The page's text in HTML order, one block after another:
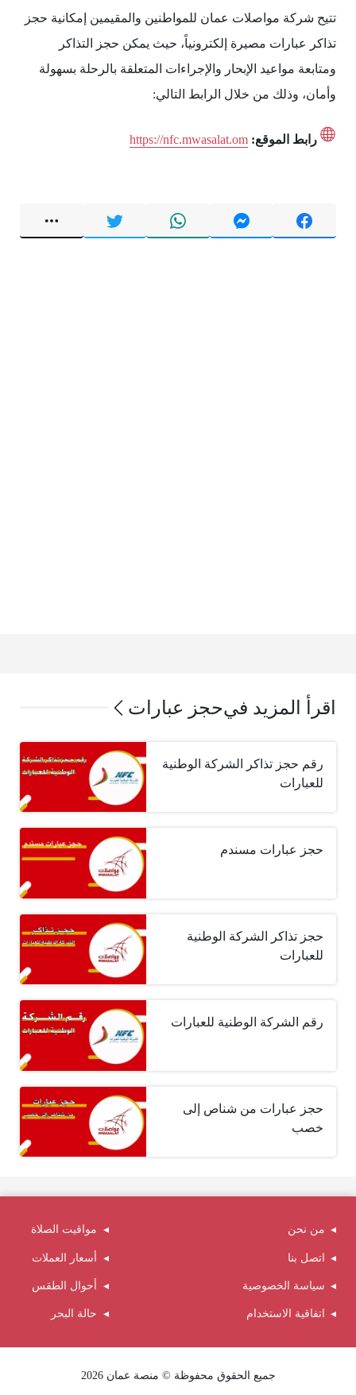
تتيح شركة مواصلات عمان للمواطنين والمقيمين إمكانية حجز
تذاكر عبارات مصيرة إلكترونياً، حيث يمكن حجز التذاكر
ومتابعة مواعيد الإبحار والإجراءات المتعلقة بالرحلة بسهولة
وأمان، وذلك من خلال الرابط التالي:
رابط الموقع: https://nfc.mwasalat.om
اقرأ المزيد فيحجز عبارات
رقم حجز تذاكر الشركة الوطنية
للعبارات
حجز عبارات مسندم
حجز تذاكر الشركة الوطنية
للعبارات
رقم الشركة الوطنية للعبارات
حجز عبارات من شناص إلى
خصب
من نحن
اتصل بنا
سياسة الخصوصية
اتفاقية الاستخدام
مواقيت الصلاة
أسعار العملات
أحوال الطقس
حالة البحر
جميع الحقوق محفوظة © منصة عمان 2026